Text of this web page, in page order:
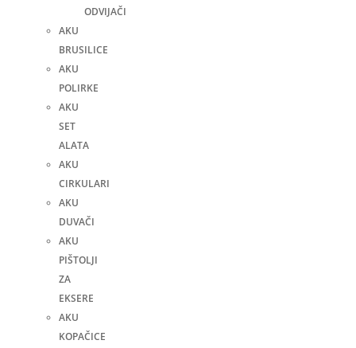
ODVIJAČI
AKU
BRUSILICE
AKU
POLIRKE
AKU
SET
ALATA
AKU
CIRKULARI
AKU
DUVAČI
AKU
PIŠTOLJI
ZA
EKSERE
AKU
KOPAČICE